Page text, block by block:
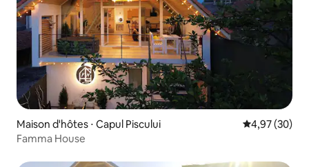
Maison d'hôtes ⋅ Capul Piscului Évaluation
4,97 (30)
Famma House